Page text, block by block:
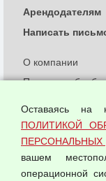
О компании
Политика
Согласием на
Оферта оптовой
Публичная
Арендодателям
Написать
Оставаясь на
ПОЛИТИКОЙ
ПЕРСОНАЛЬНЫХ
вашем
операционной